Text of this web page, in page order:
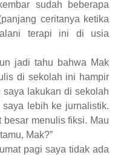
sudah beberapa
ceritanya ketika
terapi ini di usia
jadi tahu bahwa Mak
di sekolah ini hampir
lakukan di sekolah
saya lebih ke jurnalistik.
besar menulis fiksi. Mau
Mak?”
pagi saya tidak ada